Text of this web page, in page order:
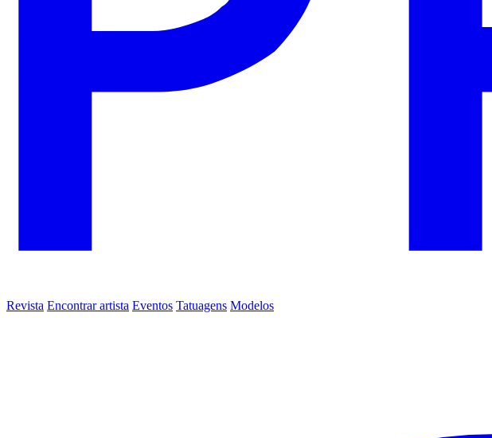
Revista Encontrar artista Eventos Tatuagens Modelos